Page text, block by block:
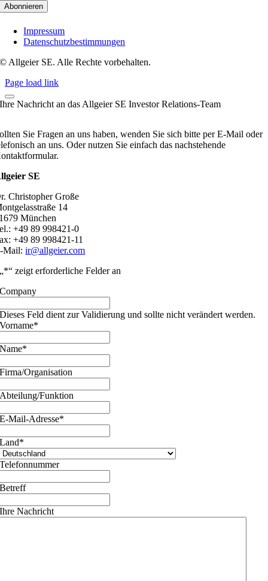
Impressum
Datenschutzbestimmungen
© Allgeier SE. Alle Rechte vorbehalten.
Page load link
Ihre Nachricht an das Allgeier SE Investor Relations-Team
Sie Fragen an uns haben, wenden Sie sich bitte per E-Mail oder
an uns. Oder nutzen Sie einfach das nachstehende
SE
Christopher Große
14
München
+49 89 998421-0
+49 89 998421-11
Mail:ir@allgeier.com
„*“ zeigt erforderliche Felder an
Company
Dieses Feld dient zur Validierung und sollte nicht verändert werden.
Vorname*
Name*
Firma/Organisation
Abteilung/Funktion
E-Mail-Adresse*
Land*
Telefonnummer
Betreff
Ihre Nachricht